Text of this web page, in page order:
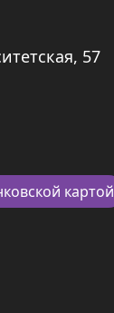
57
картой